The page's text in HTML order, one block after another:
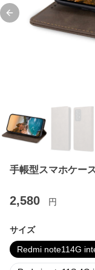
Previous slide
手帳型スマホケー
2,580 円
サイズ
Redmi note114G